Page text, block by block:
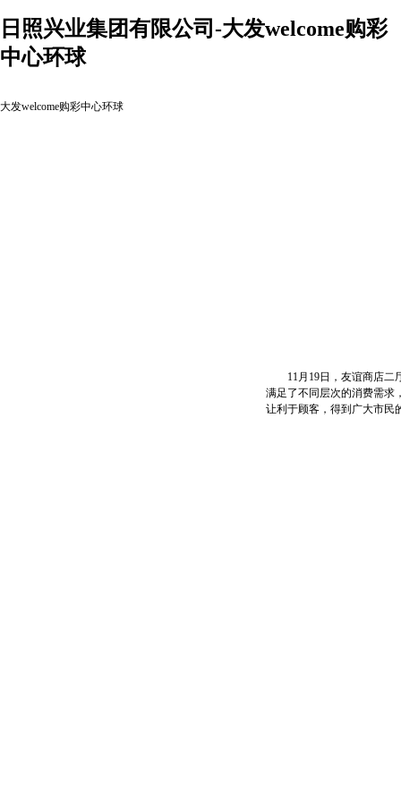
日照兴业集团有限公司-大发welcome购彩
中心环球
大发welcome购彩中心环球
11月19日，友谊商店二厅
满足了不同层次的消费需求
让利于顾客，得到广大市民